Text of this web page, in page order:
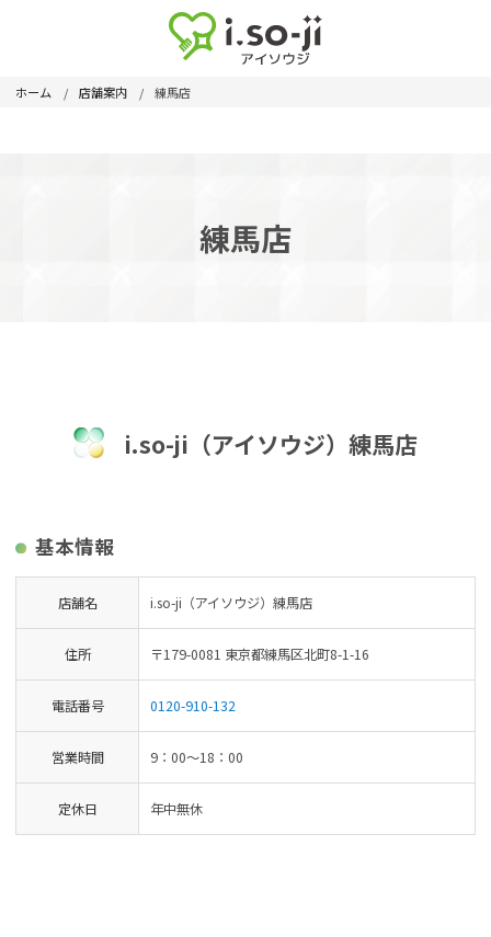
ホーム 店舗案内 練馬店
練馬店
i.so-ji（アイソウジ）練馬店
基本情報
店舗名 i.so-ji（アイソウジ）練馬店
住所 〒179-0081 東京都練馬区北町8-1-16
電話番号 0120-910-132
営業時間 9：00～18：00
定休日 年中無休